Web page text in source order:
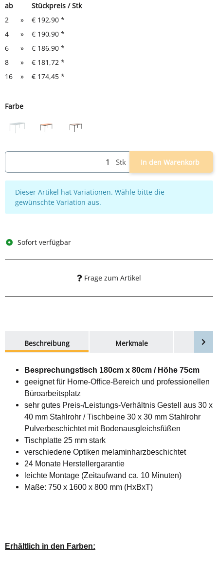
ab
Stückpreis / Stk
2
» € 192,90 *
4
» € 190,90 *
6
» € 186,90 *
8
» € 181,72 *
16
» € 174,45 *
Farbe
Stk In den Warenkorb
x
Dieser Artikel hat Variationen. Wähle bitte die
gewünschte Variation aus.
Sofort verfügbar
Frage zum Artikel
Beschreibung
Merkmale
Besprechungstisch 180cm x 80cm / Höhe 75cm
geeignet für Home-Office-Bereich und professionellen
Büroarbeitsplatz
sehr gutes Preis-/Leistungs-Verhältnis Gestell aus 30 x
40 mm Stahlrohr / Tischbeine 30 x 30 mm Stahlrohr
Pulverbeschichtet mit Bodenausgleichsfüßen
Tischplatte 25 mm stark
verschiedene Optiken melaminharzbeschichtet
24 Monate Herstellergarantie
leichte Montage (Zeitaufwand ca. 10 Minuten)
Maße: 750 x 1600 x 800 mm (HxBxT)
Erhältlich in den Farben: